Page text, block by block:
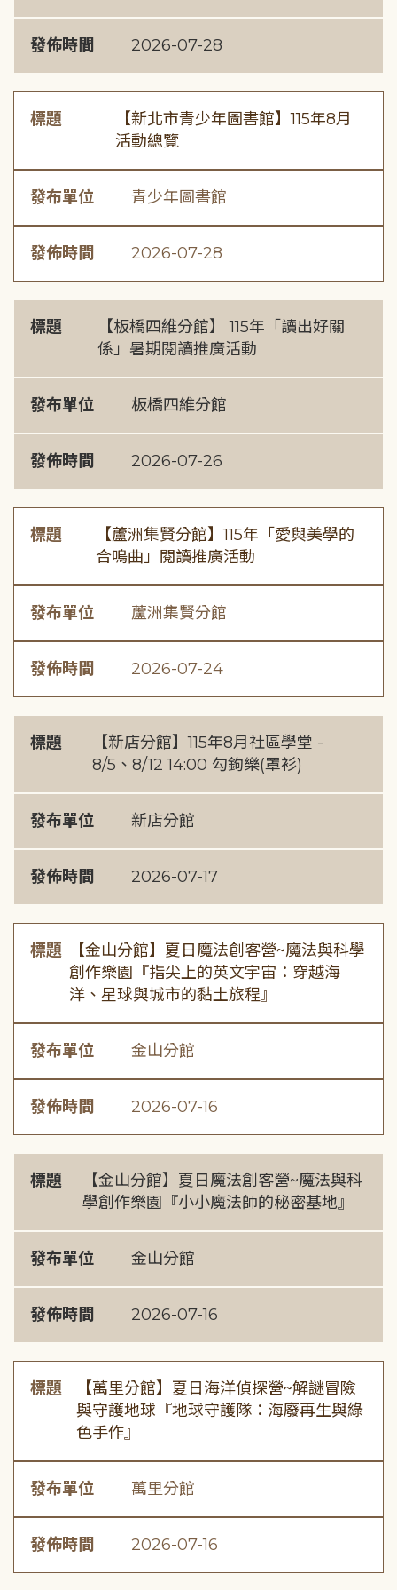
發佈時間 2026-07-28
標題
【新北市青少年圖書館】115年8月
活動總覽
發布單位 青少年圖書館
發佈時間 2026-07-28
標題
【板橋四維分館】 115年「讀出好關
係」暑期閱讀推廣活動
發布單位 板橋四維分館
發佈時間 2026-07-26
標題
【蘆洲集賢分館】115年「愛與美學的
合鳴曲」閱讀推廣活動
發布單位 蘆洲集賢分館
發佈時間 2026-07-24
標題
【新店分館】115年8月社區學堂 -
8/5、8/12 14:00 勾鉤樂(罩衫)
發布單位 新店分館
發佈時間 2026-07-17
標題
【金山分館】夏日魔法創客營~魔法與科學
創作樂園『指尖上的英文宇宙：穿越海
洋、星球與城市的黏土旅程』
發布單位 金山分館
發佈時間 2026-07-16
標題
【金山分館】夏日魔法創客營~魔法與科
學創作樂園『小小魔法師的秘密基地』
發布單位 金山分館
發佈時間 2026-07-16
標題
【萬里分館】夏日海洋偵探營~解謎冒險
與守護地球『地球守護隊：海廢再生與綠
色手作』
發布單位 萬里分館
發佈時間 2026-07-16